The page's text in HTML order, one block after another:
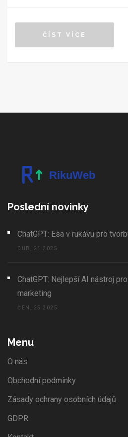
při boji proti dezinformacím.
ČÍST VÍCE
Poslední novinky
ChatGPT: Esa v rukávu pro
DUB, 21 2025
ChatGPT: Nejlepší AI nástroj
marketing
ČEN, 25 2025
Menu
O nás
Obchodní podmínky
Zásady ochrany osobních údajů
GDPR